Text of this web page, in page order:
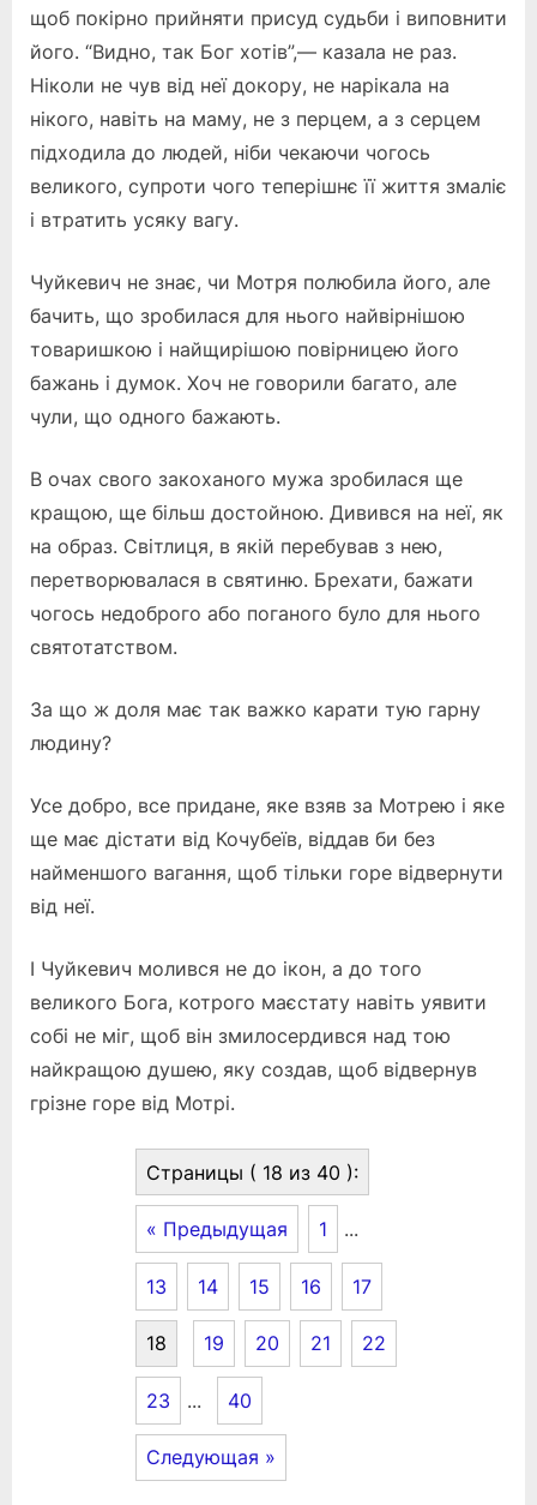
щоб покірно прийняти присуд судьби і виповнити
його. “Видно, так Бог хотів”,— казала не раз.
Ніколи не чув від неї докору, не нарікала на
нікого, навіть на маму, не з перцем, а з серцем
підходила до людей, ніби чекаючи чогось
великого, супроти чого теперішнє її життя змаліє
і втратить усяку вагу.
Чуйкевич не знає, чи Мотря полюбила його, але
бачить, що зробилася для нього найвірнішою
товаришкою і найщирішою повірницею його
бажань і думок. Хоч не говорили багато, але
чули, що одного бажають.
В очах свого закоханого мужа зробилася ще
кращою, ще більш достойною. Дивився на неї, як
на образ. Світлиця, в якій перебував з нею,
перетворювалася в святиню. Брехати, бажати
чогось недоброго або поганого було для нього
святотатством.
За що ж доля має так важко карати тую гарну
людину?
Усе добро, все придане, яке взяв за Мотрею і яке
ще має дістати від Кочубеїв, віддав би без
найменшого вагання, щоб тільки горе відвернути
від неї.
І Чуйкевич молився не до ікон, а до того
великого Бога, котрого маєстату навіть уявити
собі не міг, щоб він змилосердився над тою
найкращою душею, яку создав, щоб відвернув
грізне горе від Мотрі.
Страницы ( 18 из 40 ):
« Предыдущая 1 ...
13 14 15 16 17
18 19 20 21 22
23 ... 40
Следующая »